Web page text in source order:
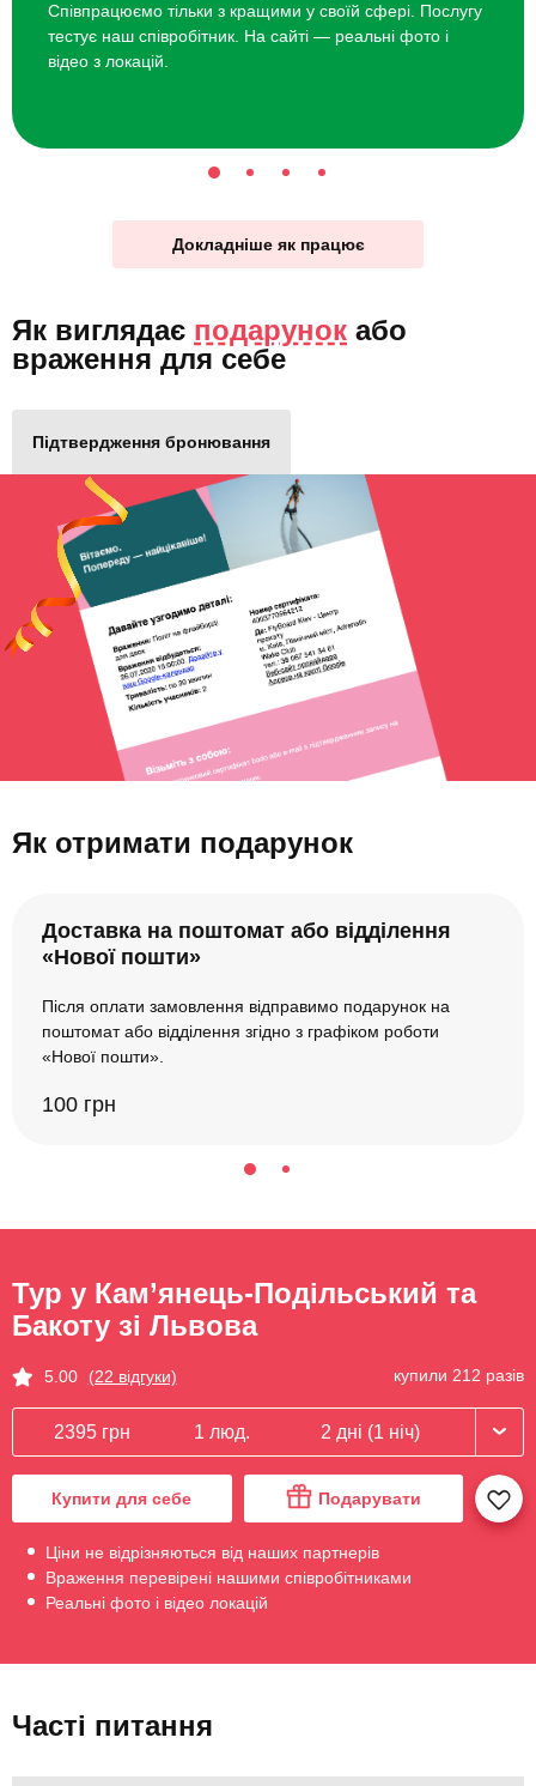
Співпрацюємо тільки з кращими у своїй сфері. Послугу
тестує наш співробітник. На сайті — реальні фото і
відео з локацій.
Докладніше як працює
Як виглядає подарунок або
враження для себе
Підтвердження бронювання
Як отримати подарунок
Доставка на поштомат або відділення
«Нової пошти»
Після оплати замовлення відправимо подарунок на
поштомат або відділення згідно з графіком роботи
«Нової пошти».
100 грн
Тур у Кам’янець-Подільський та
Бакоту зі Львова
5.00 (22 відгуки) купили 212 разів
2395 грн 1 люд. 2 дні (1 ніч)
Купити для себе Подарувати
Ціни не відрізняються від наших партнерів
Враження перевірені нашими співробітниками
Реальні фото і відео локацій
Часті питання